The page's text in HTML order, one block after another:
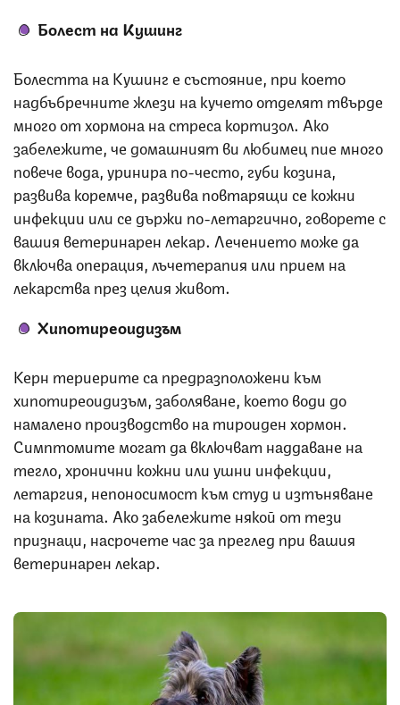
Болест на Кушинг
Болестта на Кушинг е състояние, при което
надбъбречните жлези на кучето отделят твърде
много от хормона на стреса кортизол. Ако
забележите, че домашният ви любимец пие много
повече вода, уринира по-често, губи козина,
развива коремче, развива повтарящи се кожни
инфекции или се държи по-летаргично, говорете с
вашия ветеринарен лекар. Лечението може да
включва операция, лъчетерапия или прием на
лекарства през целия живот.
Хипотиреоидизъм
Керн териерите са предразположени към
хипотиреоидизъм, заболяване, което води до
намалено производство на тироиден хормон.
Симптомите могат да включват наддаване на
тегло, хронични кожни или ушни инфекции,
летаргия, непоносимост към студ и изтъняване
на козината. Ако забележите някой от тези
признаци, насрочете час за преглед при вашия
ветеринарен лекар.